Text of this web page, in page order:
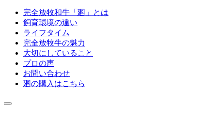
完全放牧和牛「廻」とは
飼育環境の違い
ライフタイム
完全放牧牛の魅力
大切にしていること
プロの声
お問い合わせ
廻の購入はこちら